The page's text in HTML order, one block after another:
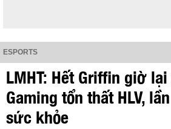
ESPORTS
LMHT: Hết Griffin giờ lại
Gaming tổn thất HLV,
sức khỏe